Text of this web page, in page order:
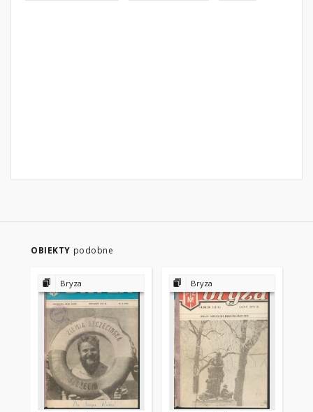
OBIEKTY podobne
Bryza Bryza